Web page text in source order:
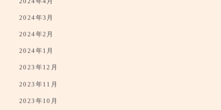
2024年5月
2024年4月
2024年3月
2024年2月
2024年1月
2023年12月
2023年11月